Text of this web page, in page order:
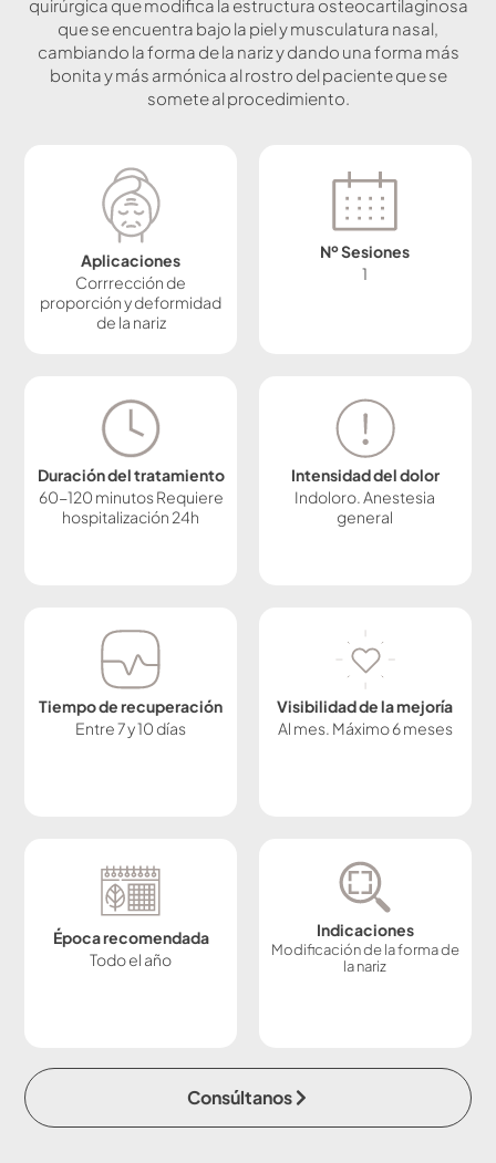
quirúrgica que modifica la estructura osteocartilaginosa
que se encuentra bajo la piel y musculatura nasal,
cambiando la forma de la nariz y dando una forma más
bonita y más armónica al rostro del paciente que se
somete al procedimiento.
Aplicaciones
Corrrección de
proporción y deformidad
de la nariz
Nº Sesiones
1
Duración del tratamiento
60-120 minutos Requiere
hospitalización 24h
Intensidad del dolor
Indoloro. Anestesia
general
Tiempo de recuperación
Entre 7 y 10 días
Visibilidad de la mejoría
Al mes. Máximo 6 meses
Época recomendada
Todo el año
Indicaciones
Modificación de la forma de
la nariz
Consúltanos